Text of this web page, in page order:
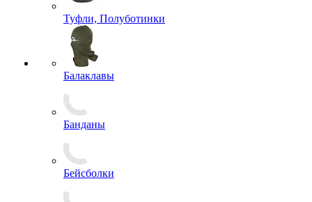
Туфли, Полуботинки
Балаклавы
Банданы
Бейсболки